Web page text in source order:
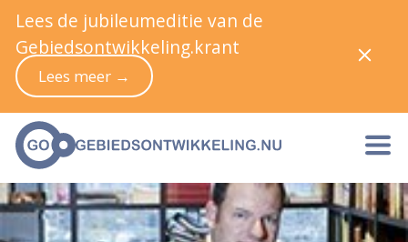
Lees de jubileumeditie van de
Gebiedsontwikkeling.krant
Lees meer →